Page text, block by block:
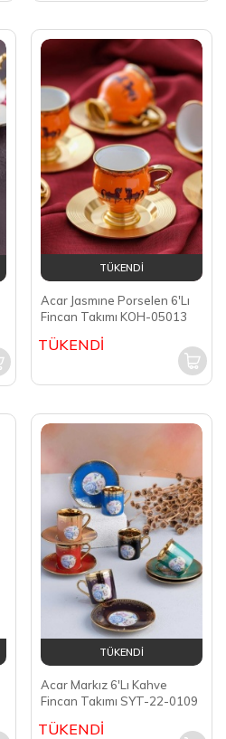
TÜKENDİ
Acar Jasmıne Porselen 6'Lı
Fincan Takımı KOH-05013
TÜKENDİ
TÜKENDİ
Acar Markız 6'Lı Kahve
Fincan Takımı SYT-22-0109
TÜKENDİ